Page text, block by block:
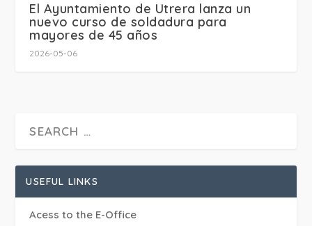
El Ayuntamiento de Utrera lanza un
nuevo curso de soldadura para
mayores de 45 años
2026-05-06
USEFUL LINKS
Acess to the E-Office